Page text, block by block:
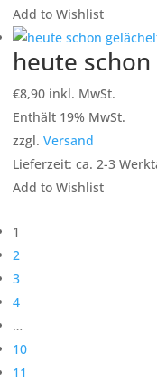
Add to Wishlist
heute
€8,90 inkl. MwSt.
Enthält 19% MwSt.
zzgl. Versand
Lieferzeit: ca. 2-3
Add to Wishlist
1
2
3
4
…
10
11